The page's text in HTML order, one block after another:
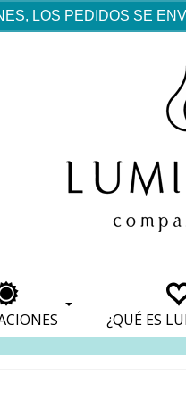
LOS PEDIDOS SE
avec une analyse de son
¿QUÉ ES